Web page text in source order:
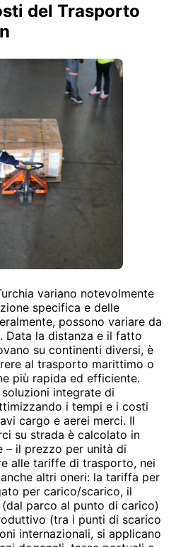
del Trasporto
variano notevolmente
specifica e delle
possono variare da
Data la distanza e il fatto
su continenti diversi, è
al trasporto marittimo o
più rapida ed efficiente.
integrate di
i tempi e i costi
cargo e aerei merci. Il
su strada è calcolato in
– il prezzo per unità di
alle tariffe di trasporto, nei
altri oneri: la tariffa per
per carico/scarico, il
parco al punto di carico)
(tra i punti di scarico
internazionali, si applicano